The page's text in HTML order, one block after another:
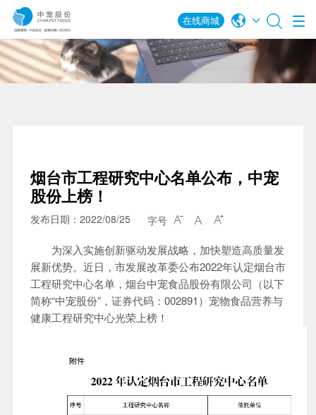
在线商城
烟台市工程研究中心名单公布，中宠
股份上榜！
发布日期：2022/08/25 字号   
为深入实施创新驱动发展战略，加快塑造高质量发
展新优势。近日，市发展改革委公布2022年认定烟台市
工程研究中心名单，烟台中宠食品股份有限公司（以下
简称“中宠股份”，证券代码：002891）宠物食品营养与
健康工程研究中心光荣上榜！